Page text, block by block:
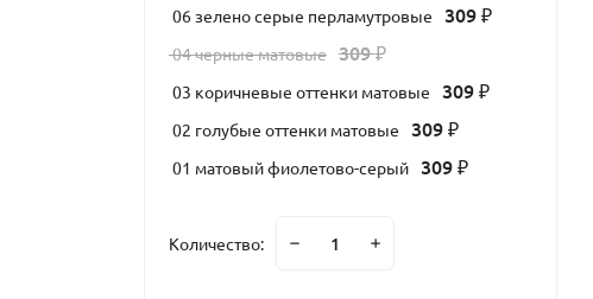
06 зелено серые перламутровые 309 ₽
04 черные матовые 309₽
03 коричневые оттенки матовые 309 ₽
02 голубые оттенки матовые 309 ₽
01 матовый фиолетово-серый 309 ₽
Количество: